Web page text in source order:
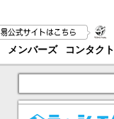
メンバーズ コンタクト